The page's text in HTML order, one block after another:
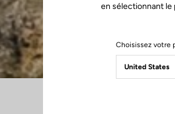
en sélectionnant le
Choisissez votre